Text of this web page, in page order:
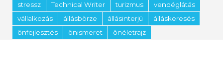
stressz
Technical Writer turizmus
vendéglátás
vállalkozás
állásbörze állásinterjú
álláskeresés
önfejlesztés
önismeret önéletrajz